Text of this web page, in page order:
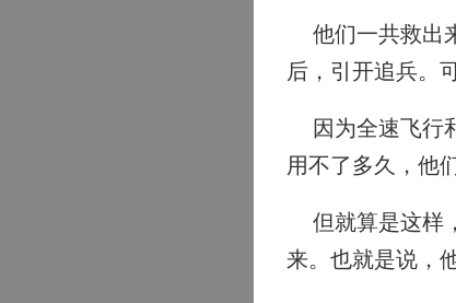
他们一共救出
后，引开追兵。
因为全速飞行
用不了多久，他
但就算是这样
来。也就是说，